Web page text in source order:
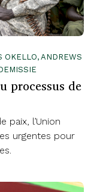
OKELLO, ANDREWS
processus de
paix, l’Union
urgentes pour